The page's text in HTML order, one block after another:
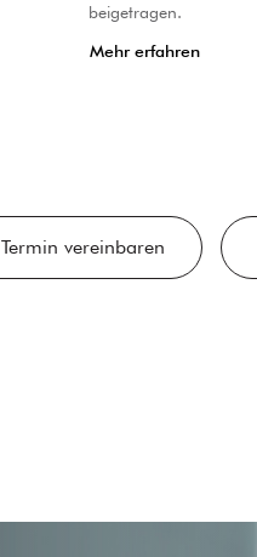
beigetragen.
Mehr erfahren
Termin vereinbaren